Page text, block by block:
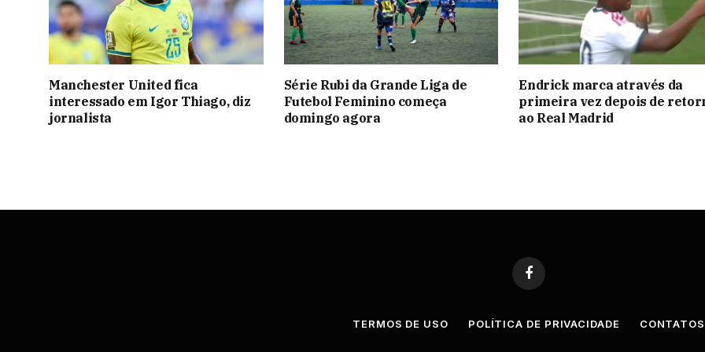
Manchester United fica
interessado em Igor Thiago, diz
jornalista
Série Rubi da Grande Liga de
Futebol Feminino começa
domingo agora
Endrick marca através da
primeira vez depois de
ao Real Madrid
Facebook
TERMOS DE USO POLÍTICA DE PRIVACIDADE CONTATOS